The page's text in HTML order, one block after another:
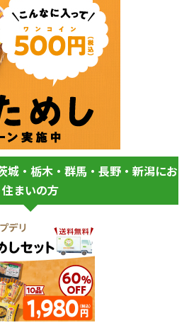
城・栃木・群馬・長野・新潟にお
住まいの方